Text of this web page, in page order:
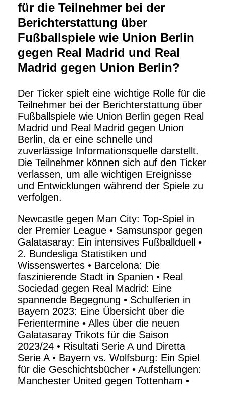
für die Teilnehmer bei der
Berichterstattung über
Fußballspiele wie Union Berlin
gegen Real Madrid und Real
Madrid gegen Union Berlin?
Der Ticker spielt eine wichtige Rolle für die
Teilnehmer bei der Berichterstattung über
Fußballspiele wie Union Berlin gegen Real
Madrid und Real Madrid gegen Union
Berlin, da er eine schnelle und
zuverlässige Informationsquelle darstellt.
Die Teilnehmer können sich auf den Ticker
verlassen, um alle wichtigen Ereignisse
und Entwicklungen während der Spiele zu
verfolgen.
Newcastle gegen Man City: Top-Spiel in
der Premier League • Samsunspor gegen
Galatasaray: Ein intensives Fußballduell
•
2. Bundesliga Statistiken und
Wissenswertes • Barcelona: Die
faszinierende Stadt in Spanien • Real
Sociedad gegen Real Madrid: Eine
spannende Begegnung • Schulferien in
Bayern 2023: Eine Übersicht über die
Ferientermine • Alles über die neuen
Galatasaray Trikots für die Saison
2023/24 • Risultati Serie A und Diretta
Serie A• Bayern vs. Wolfsburg: Ein Spiel
für die Geschichtsbücher • Aufstellungen:
Manchester United gegen Tottenham •